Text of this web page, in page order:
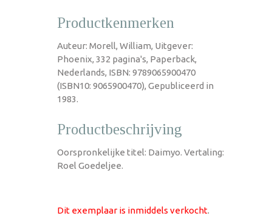
Productkenmerken
Auteur: Morell, William, Uitgever:
Phoenix, 332 pagina's, Paperback,
Nederlands, ISBN: 9789065900470
(ISBN10: 9065900470), Gepubliceerd in
1983.
Productbeschrijving
Oorspronkelijke titel: Daimyo. Vertaling:
Roel Goedeljee.
Dit exemplaar is inmiddels verkocht.